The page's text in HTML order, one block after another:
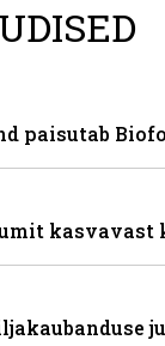
paisutab